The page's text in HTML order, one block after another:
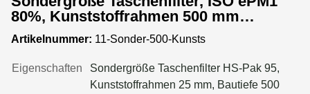
80%, Kunststoffrahmen 500 mm
Bautiefe
Artikelnummer: 11-Sonder-500-Kunsts
Eigenschaften
Sondergröße Taschenfilter HS-Pak 95,
Kunststoffrahmen 25 mm, Bautiefe 500